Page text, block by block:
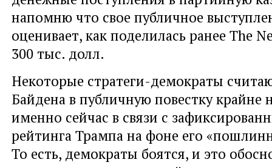
напомню что свое публичное
оценивает, как поделилась ранее The
300 тыс. долл.
Некоторые стратеги-демократы
Байдена в публичную повестку крайне
именно сейчас в связи с
рейтинга Трампа на фоне его
То есть, демократы боятся, и это